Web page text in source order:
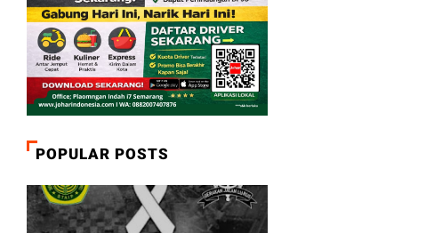
POPULAR POSTS